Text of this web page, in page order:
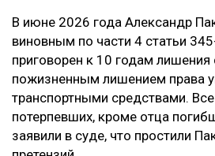
следствия, Александр Пак,
автомобиля Zeekr в состоянии
опьянения, выехал на встречную
столкнулся с Mercedes.
летний водитель Mercedes и
девушки 20 и 22 лет. Согласно
уголовного дела, концентрация
Пака составляла 1,30 промилле,